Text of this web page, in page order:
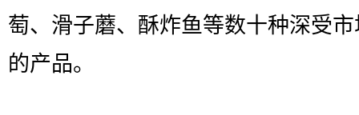
萄、滑子蘑、酥炸鱼等数十种深受
的产品。